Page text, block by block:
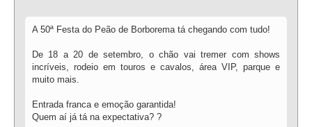
A 50ª Festa do Peão de Borborema tá chegando com tudo!
De 18 a 20 de setembro, o chão vai tremer com shows
incríveis, rodeio em touros e cavalos, área VIP, parque e
muito mais.
Entrada franca e emoção garantida!
Quem aí já tá na expectativa? ?